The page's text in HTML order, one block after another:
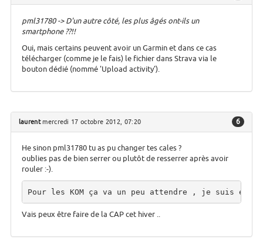
pml31780 -> D'un autre côté, les plus âgés ont-ils un
smartphone ??!!
Oui, mais certains peuvent avoir un Garmin et dans ce cas
télécharger (comme je le fais) le fichier dans Strava via le
bouton dédié (nommé 'Upload activity').
laurentmercredi 17 octobre 2012, 07:20 6
He sinon pml31780 tu as pu changer tes cales ?
oublies pas de bien serrer ou plutôt de resserrer après avoir
rouler :-).
Pour les KOM ça va un peu attendre , je suis en
Vais peux être faire de la CAP cet hiver ..